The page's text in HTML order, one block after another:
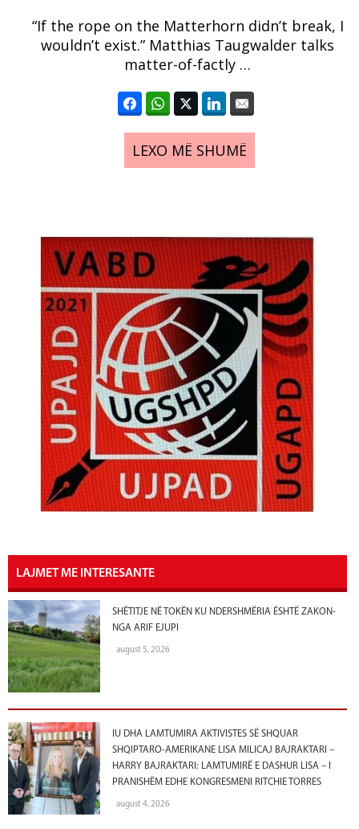
“If the rope on the Matterhorn didn’t break, I
wouldn’t exist.” Matthias Taugwalder talks
matter-of-factly …
LEXO MË SHUMË
LAJMET ME INTERESANTE
SHËTITJE NË TOKËN KU NDERSHMËRIA ËSHTË ZAKON-
NGA ARIF EJUPI
august 5, 2026
IU DHA LAMTUMIRA AKTIVISTES SË SHQUAR
SHQIPTARO-AMERIKANE LISA MILICAJ BAJRAKTARI –
HARRY BAJRAKTARI: LAMTUMIRË E DASHUR LISA – I
PRANISHËM EDHE KONGRESMENI RITCHIE TORRES
august 4, 2026